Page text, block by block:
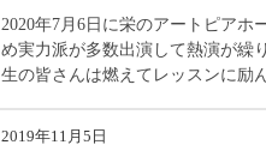
2020年7月6日に栄のアートピア
め実力派が多数出演して熱演が繰
生の皆さんは燃えてレッスンに励
2019年11月5日